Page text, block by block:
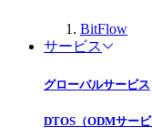
BitFlow
サービス
グローバルサービス
DTOS（ODMサービ